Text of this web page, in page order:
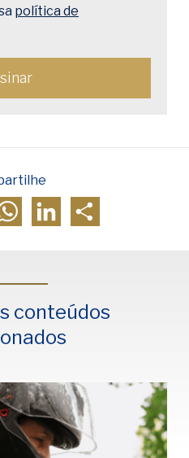
política de
WhatsAppLinkedIn
conteúdos